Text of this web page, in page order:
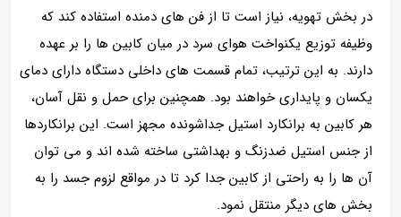
در بخش تهویه، نیاز است تا از فن‌ های دمنده استفاده کند که
وظیفه توزیع یکنواخت هوای سرد در میان کابین‌ ها را بر عهده
دارند. به این ترتیب، تمام قسمت‌ های داخلی دستگاه دارای دمای
یکسان و پایداری خواهند بود. همچنین برای حمل و نقل آسان،
هر کابین به برانکارد استیل جداشونده مجهز است. این برانکاردها
از جنس استیل ضدزنگ و بهداشتی ساخته شده‌ اند و می‌ توان
آن‌ ها را به‌ راحتی از کابین جدا کرد تا در مواقع لزوم جسد را به
بخش‌ های دیگر منتقل نمود.